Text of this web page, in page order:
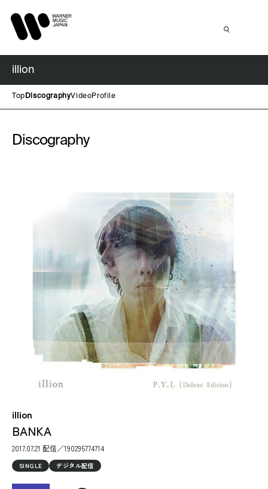
illion
Top DiscographyVideoProfile
Discography
illion
BANKA
2017.07.21 配信／190295774714
SINGLE デジタル配信